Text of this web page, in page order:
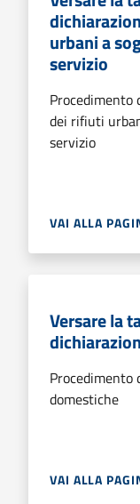
urbani a
servizio
Procedimento
dei rifiuti
servizio
VAI ALLA
Versare la
Procedimento
domestiche
VAI ALLA